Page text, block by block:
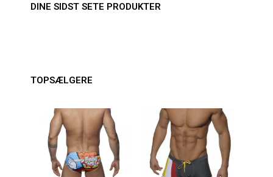
DINE SIDST SETE PRODUKTER
TOPSÆLGERE